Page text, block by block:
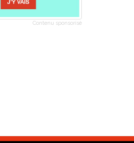
Contenu sponsorisé